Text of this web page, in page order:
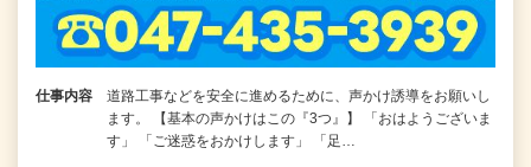
仕事内容
道路工事などを安全に進めるために、声かけ誘導をお願いし
ます。 【基本の声かけはこの『3つ』】 「おはようございま
す」 「ご迷惑をおかけします」 「足…